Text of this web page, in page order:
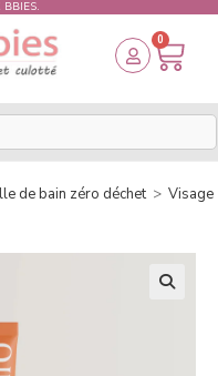
BBIES.
0
de bain zéro déchet > Visage